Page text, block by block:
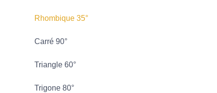
Rhombique 35°
Carré 90°
Triangle 60°
Trigone 80°